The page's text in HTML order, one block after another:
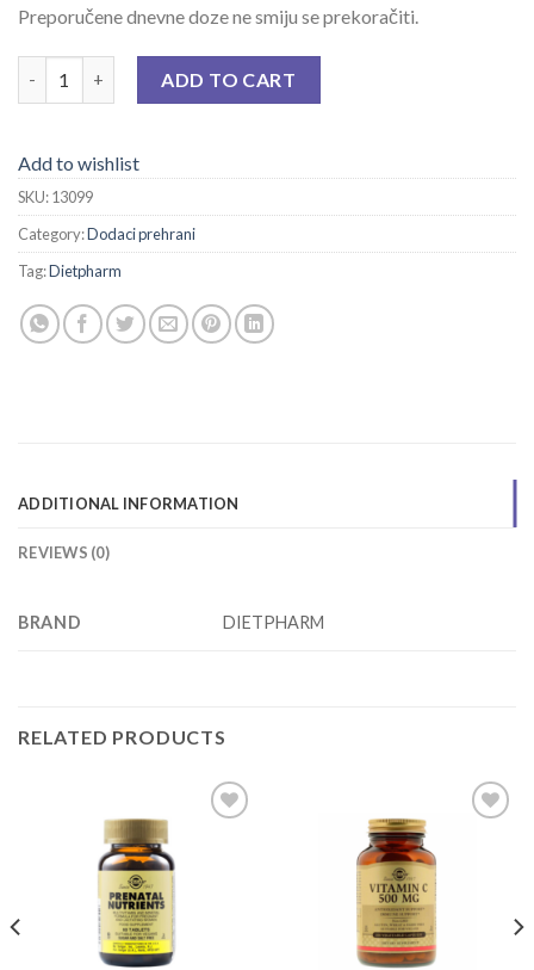
Preporučene dnevne doze ne smiju se prekoračiti.
ADD TO CART
Add to wishlist
SKU:13099
Category:Dodaci prehrani
Tag:Dietpharm
ADDITIONAL INFORMATION
REVIEWS (0)
BRAND DIETPHARM
RELATED PRODUCTS